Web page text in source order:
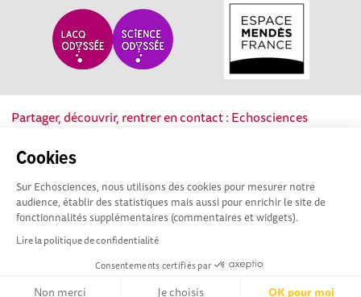
Cookies
Sur Echosciences, nous utilisons des cookies pour mesurer notre
audience, établir des statistiques mais aussi pour enrichir le site de
fonctionnalités supplémentaires (commentaires et widgets).
Lire la politique de confidentialité
Consentements certifiés par
Non merci Je choisis OK pour moi
Partager, découvrir, rentrer en contact : Echosciences
culture scientifique, technique et industrielle de la région.
Mentions légales|Politique de confidentialité|CGU
|Ligne éditoriale